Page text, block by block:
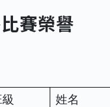
麻省理工學院，本校
賽榮譽
姓名